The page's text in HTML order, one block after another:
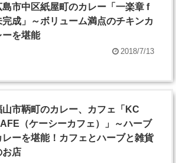
島市中区紙屋町のカレー「一楽章 f
完成」～ボリューム満点のチキンカ
ーを堪能
2018/7/13
山市鞆町のカレー、カフェ「KC
（ケーシーカフェ）」～ハーブ
レーを堪能！カフェとハーブと雑貨
お店